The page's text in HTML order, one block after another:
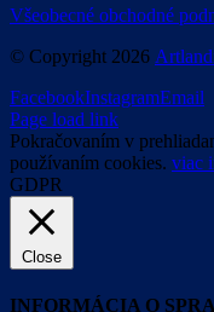
Všeobecné obchodné
© Copyright 2026
FacebookInstagramEmail
Page load link
Pokračovaním v
používaním cookies. viac
GDPR
Close
INFORMÁCIA O